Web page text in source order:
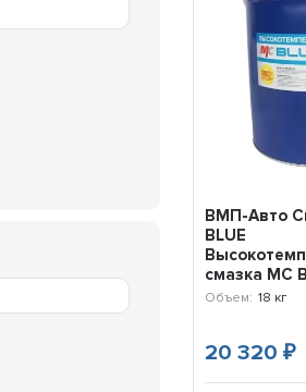
ВМП-Авто
BLUE
смазка МС
подшипник...
Объем: 18 кг
20 320₽